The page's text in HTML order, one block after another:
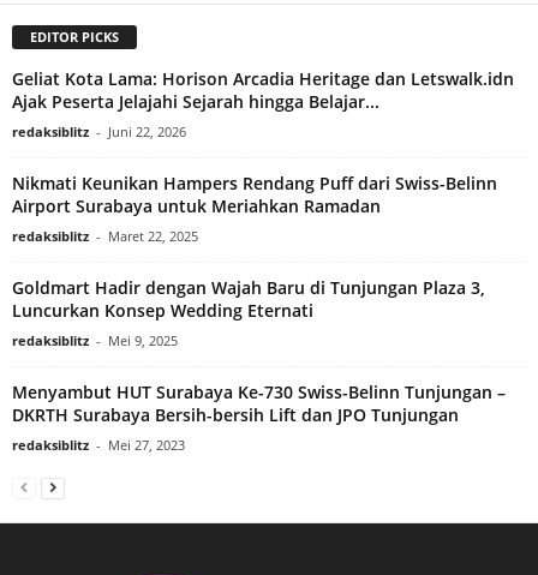
EDITOR PICKS
Geliat Kota Lama: Horison Arcadia Heritage dan Letswalk.idn
Ajak Peserta Jelajahi Sejarah hingga Belajar...
redaksiblitz - Juni 22, 2026
Nikmati Keunikan Hampers Rendang Puff dari Swiss-Belinn
Airport Surabaya untuk Meriahkan Ramadan
redaksiblitz - Maret 22, 2025
Goldmart Hadir dengan Wajah Baru di Tunjungan Plaza 3,
Luncurkan Konsep Wedding Eternati
redaksiblitz - Mei 9, 2025
Menyambut HUT Surabaya Ke-730 Swiss-Belinn Tunjungan –
DKRTH Surabaya Bersih-bersih Lift dan JPO Tunjungan
redaksiblitz - Mei 27, 2023